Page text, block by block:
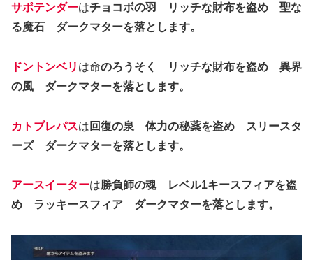
サポテンダーはチョコボの羽 リッチな財布を盗め 聖な
る魔石 ダークマターを落とします。
ドントンベリ は命のろうそく リッチな財布を盗め 異界
の風 ダークマターを落とします。
カトブレパスは 回復の泉 体力の秘薬を盗め スリースタ
ーズ ダークマターを落とします。
アースイーターは勝負師の魂 レベル1キースフィアを盗
め ラッキースフィア ダークマターを落とします。